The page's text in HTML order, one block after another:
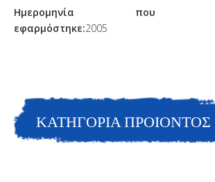
Ημερομηνία που
εφαρμόστηκε:2005
ΚΑΤΗΓΟΡΙΑ ΠΡΟΙΟΝΤΟΣ